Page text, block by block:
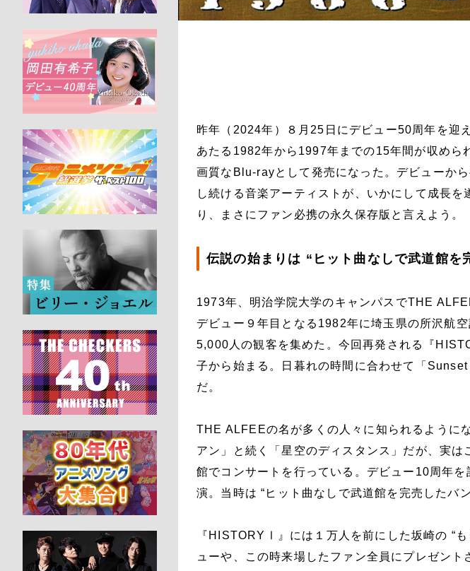
昨年（2024年）８月25日にデビュー50周年を迎
あたる1982年から1997年までの15年間が収めら
画質なBlu-rayとして発売になった。デビューか
し続ける音楽アーティストが、いかにして成長
り、まさにファン必携の永久保存版と言えよう。
伝説の始まりは “ヒット曲なしで武道館を
1973年、明治学院大学のキャンパスでTHE
デビュー９年目となる1982年に埼玉県の所沢航
5,000人の観客を集めた。今回再発される『
子から始まる。日暮れの時間に合わせて「
だ。
THE ALFEEの名が多くの人々に知られるように
アン」と続く「星空のディスタンス」だが、実
館でコンサートを行っている。デビュー10周年
演。当時は “ヒット曲なしで武道館を完売したバ
『HISTORYⅠ』には１万人を前にした坂崎の “
ューや、この時来場したファン全員にプレゼン